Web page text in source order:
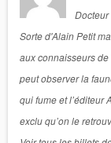
Docteur
Sorte d'Alain Petit
aux connaisseurs
peut observer la
qui fume et l’éditeur
exclu qu’on le